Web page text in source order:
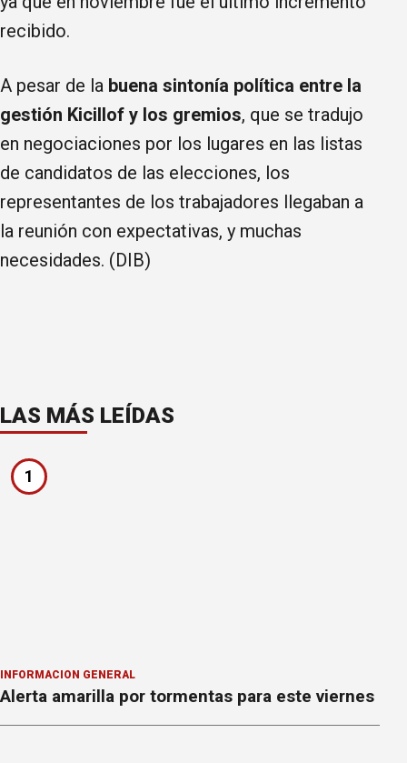
recibido.
A pesar de la buena sintonía política entre la
gestión Kicillof y los gremios, que se tradujo
en negociaciones por los lugares en las listas
de candidatos de las elecciones, los
representantes de los trabajadores llegaban a
la reunión con expectativas, y muchas
necesidades. (DIB)
LAS MÁS LEÍDAS
1
INFORMACION GENERAL
Alerta amarilla por tormentas para este viernes